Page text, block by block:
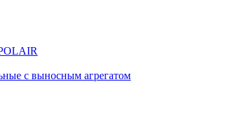
с выносным агрегатом